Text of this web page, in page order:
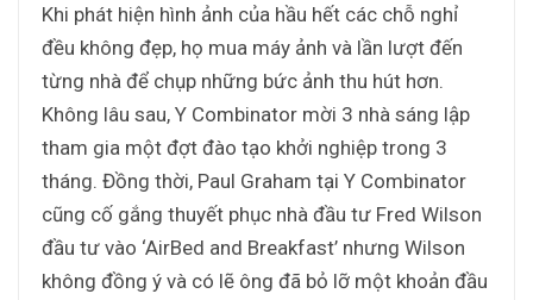
Khi phát hiện hình ảnh của hầu hết các chỗ nghỉ
đều không đẹp, họ mua máy ảnh và lần lượt đến
từng nhà để chụp những bức ảnh thu hút hơn.
Không lâu sau, Y Combinator mời 3 nhà sáng lập
tham gia một đợt đào tạo khởi nghiệp trong 3
tháng. Đồng thời, Paul Graham tại Y Combinator
cũng cố gắng thuyết phục nhà đầu tư Fred Wilson
đầu tư vào ‘AirBed and Breakfast’ nhưng Wilson
không đồng ý và có lẽ ông đã bỏ lỡ một khoản đầu